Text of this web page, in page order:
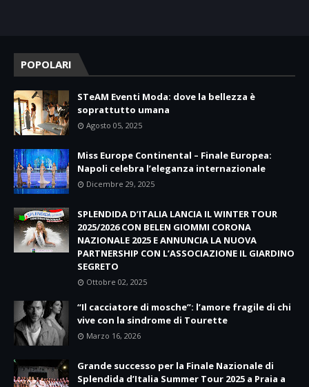
POPOLARI
STeAM Eventi Moda: dove la bellezza è
soprattutto umana
Agosto 05, 2025
Miss Europe Continental – Finale Europea:
Napoli celebra l’eleganza internazionale
Dicembre 29, 2025
SPLENDIDA D’ITALIA LANCIA IL WINTER TOUR
2025/2026 CON BELEN GIOMMI CORONA
NAZIONALE 2025 E ANNUNCIA LA NUOVA
PARTNERSHIP CON L’ASSOCIAZIONE IL GIARDINO
SEGRETO
Ottobre 02, 2025
“Il cacciatore di mosche”: l’amore fragile di chi
vive con la sindrome di Tourette
Marzo 16, 2026
Grande successo per la Finale Nazionale di
Splendida d’Italia Summer Tour 2025 a Praia a